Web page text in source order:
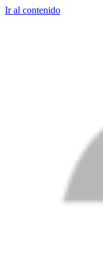
Ir al contenido